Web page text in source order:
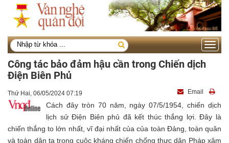
Toggle
Công tác bảo đảm hậu cần trong Chiến dịch
Điện Biên Phủ
Thứ Hai, 06/05/2024 07:19 Email
Cách đây tròn 70 năm, ngày 07/5/1954, chiến dịch
lịch sử Điện Biên phủ đã kết thúc thắng lợi. Đây là
chiến thắng to lớn nhất, vĩ đại nhất của của toàn Đảng, toàn quân
và toàn dân ta trong cuộc kháng chiến chống thực dân Pháp xâm